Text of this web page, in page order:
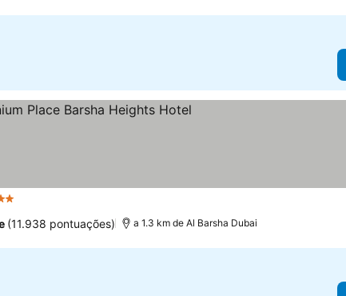
(11.938 pontuações) a 1.3 km de Al Barsha Dubai